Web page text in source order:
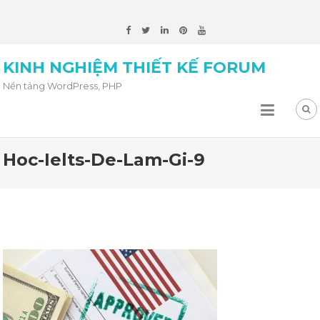
KINH NGHIỆM THIẾT KẾ FORUM
Nền tảng WordPress, PHP
Hoc-Ielts-De-Lam-Gi-9